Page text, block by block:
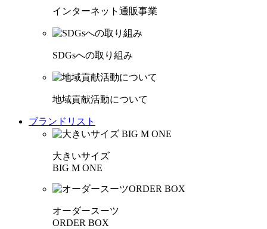
インターネット通販事業
SDGsへの取り組み
地域貢献活動について
ブランドリスト
大きいサイズ
BIG M ONE
オーダースーツ
ORDER BOX